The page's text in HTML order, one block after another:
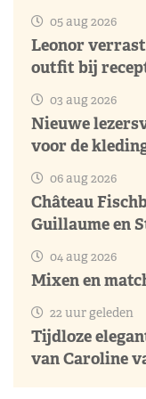
05 aug 2026
Leonor
outfit bij
03 aug 2026
Nieuwe
voor de
06 aug 2026
Château
Guillaume en
04 aug 2026
Mixen en
22 uur geleden
Tijdloze
van Caroline